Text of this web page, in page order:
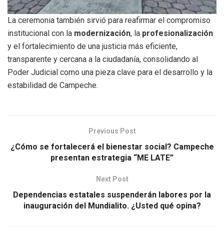
La ceremonia también sirvió para reafirmar el compromiso
institucional con la modernización, la profesionalización
y el fortalecimiento de una justicia más eficiente,
transparente y cercana a la ciudadanía, consolidando al
Poder Judicial como una pieza clave para el desarrollo y la
estabilidad de Campeche.
Previous Post
¿Cómo se fortalecerá el bienestar social? Campeche
presentan estrategia “ME LATE”
Next Post
Dependencias estatales suspenderán labores por la
inauguración del Mundialito. ¿Usted qué opina?